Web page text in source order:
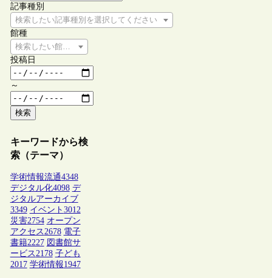
記事種別
検索したい記事種別を選択してください
館種
検索したい館種を選択してください
投稿日
～
検索
キーワードから検
索（テーマ）
学術情報流通4348
デジタル化4098 デ
ジタルアーカイブ
3349 イベント 3012
災害2754 オープン
アクセス2678 電子
書籍2227 図書館サ
ービス2178 子ども
2017 学術情報1947